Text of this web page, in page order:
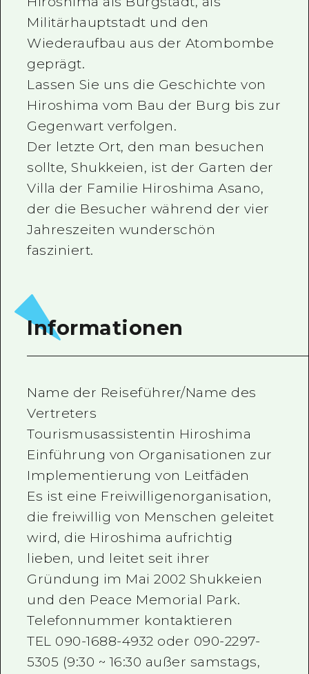
Ein freiwilliger Führer
Videos von Hiroshima
Foto-Download
Transportinformationen bei
Militärhauptstadt und den
Wiederaufbau aus der Atombombe
geprägt.
Lassen Sie uns die Geschichte von
Hiroshima vom Bau der Burg bis zur
Gegenwart verfolgen.
Der letzte Ort, den man besuchen
sollte, Shukkeien, ist der Garten der
Villa der Familie Hiroshima Asano,
der die Besucher während der vier
Jahreszeiten wunderschön
fasziniert.
Informationen
Name der Reiseführer/Name des
Vertreters
Tourismusassistentin Hiroshima
Einführung von Organisationen zur
Implementierung von Leitfäden
Es ist eine Freiwilligenorganisation,
die freiwillig von Menschen geleitet
wird, die Hiroshima aufrichtig
lieben, und leitet seit ihrer
Gründung im Mai 2002 Shukkeien
und den Peace Memorial Park.
Telefonnummer kontaktieren
TEL 090-1688-4932 oder 090-2297-
5305 (9:30 ~ 16:30 außer samstags,